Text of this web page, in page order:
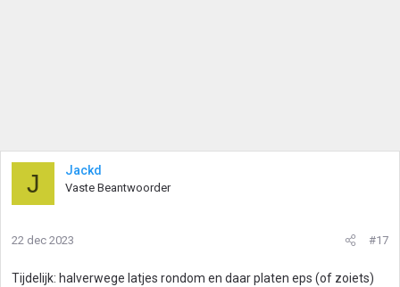
J Jackd
Vaste Beantwoorder
22 dec 2023 #17
Tijdelijk: halverwege latjes rondom en daar platen eps (of zoiets)